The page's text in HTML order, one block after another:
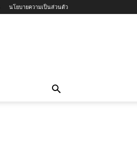
นโยบายความเป็นส่วนตัว